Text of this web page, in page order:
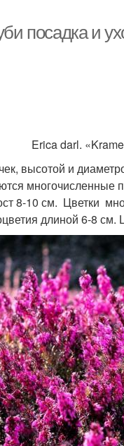
посадка и
Erica darl.
высотой и
8-10 см. Цветки
длиной 6-8 см.